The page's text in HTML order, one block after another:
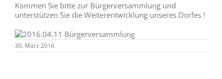
Kommen Sie bitte zur Bürgerversammlung und
unterstützen Sie die Weiterentwicklung unseres Dorfes !
30. März 2016